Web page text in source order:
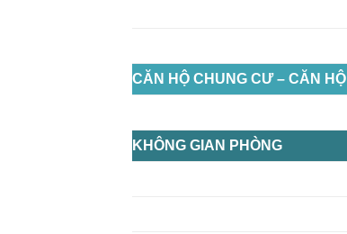
CĂN HỘ CHUNG CƯ – CĂN HỘ
KHÔNG GIAN PHÒNG